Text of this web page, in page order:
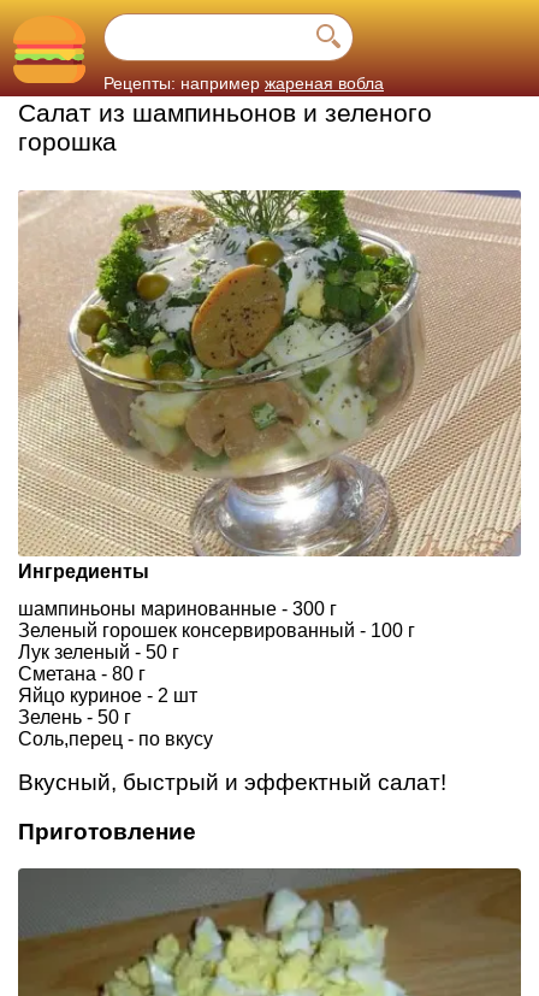
Рецепты: например жареная вобла
Салат из шампиньонов и зеленого
горошка
Ингредиенты
шампиньоны маринованные - 300 г
Зеленый горошек консервированный - 100 г
Лук зеленый - 50 г
Сметана - 80 г
Яйцо куриное - 2 шт
Зелень - 50 г
Соль,перец - по вкусу
Вкусный, быстрый и эффектный салат!
Приготовление